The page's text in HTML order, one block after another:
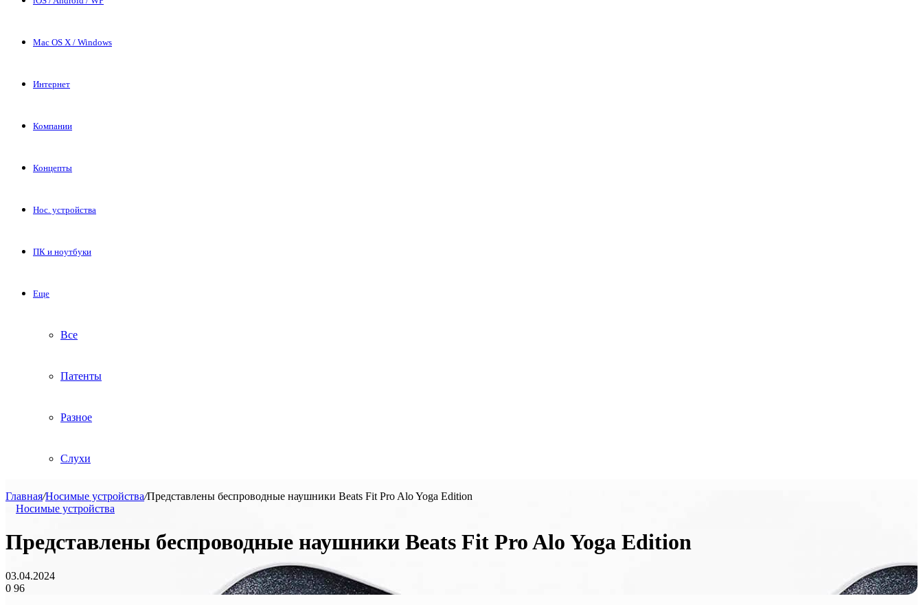
Mac OS X / Windows
Интернет
Компании
Концепты
Нос. устройства
ПК и ноутбуки
Еще
Все
Патенты
Разное
Слухи
Главная/Носимые устройства/Представлены беспроводные наушники Beats Fit Pro Alo Yoga Edition
Носимые устройства
Представлены беспроводные наушники Beats Fit Pro Alo Yoga Edition
03.04.2024
0 96